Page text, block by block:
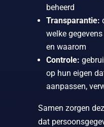
beheerd
Transparantie:
welke
en waarom
Controle:
op hun eigen
aanpassen,
Samen zorgen
dat